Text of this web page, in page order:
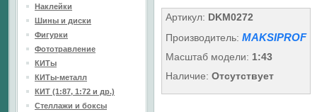
Артикул: DKM0272
Производитель: MAKSIPROF
Масштаб модели: 1:43
Наличие: Отсутствует
Наклейки
Шины и диски
Фигурки
Фототравление
КИТы
КИТы-металл
КИТ (1:87, 1:72 и др.)
Стеллажи и боксы